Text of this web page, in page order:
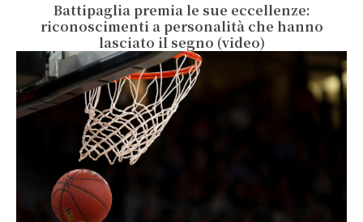
Battipaglia premia le sue eccellenze:
riconoscimenti a personalità che hanno
lasciato il segno (video)